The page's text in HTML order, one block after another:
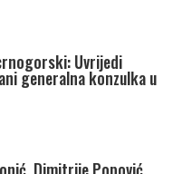
Uvrijedi
generalna konzulka u